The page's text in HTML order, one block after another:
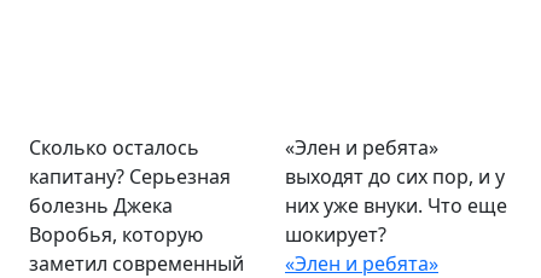
Сколько осталось
капитану? Серьезная
болезнь Джека
Воробья, которую
заметил современный
«Элен и ребята»
выходят до сих пор, и у
них уже внуки. Что еще
шокирует?
«Элен и ребята»